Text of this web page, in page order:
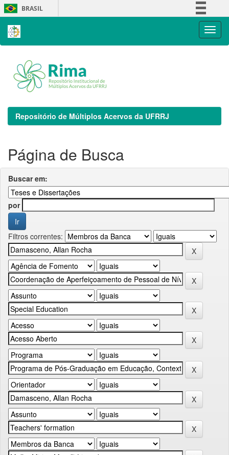
Skip
navigation
BRASIL
Repositório de Múltiplos Acervos da UFRRJ
Página de Busca
Buscar em:
por
Filtros correntes: